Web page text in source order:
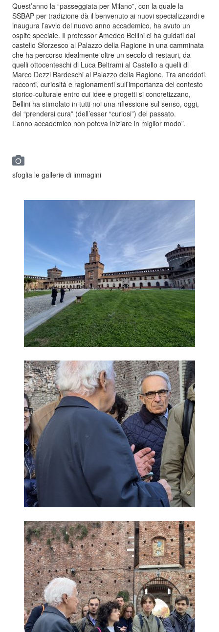
Quest’anno la “passeggiata per Milano”, con la quale la
SSBAP per tradizione dà il benvenuto ai nuovi specializzandi e
inaugura l’avvio del nuovo anno accademico, ha avuto un
ospite speciale. Il professor Amedeo Bellini ci ha guidati dal
castello Sforzesco al Palazzo della Ragione in una camminata
che ha percorso idealmente oltre un secolo di restauri, da
quelli ottocenteschi di Luca Beltrami al Castello a quelli di
Marco Dezzi Bardeschi al Palazzo della Ragione. Tra aneddoti,
racconti, curiosità e ragionamenti sull’importanza del contesto
storico-culturale entro cui idee e progetti si concretizzano,
Bellini ha stimolato in tutti noi una riflessione sul senso, oggi,
del “prendersi cura” (dell’esser “curiosi”) del passato.
L’anno accademico non poteva iniziare in miglior modo”.
sfoglia le gallerie di immagini